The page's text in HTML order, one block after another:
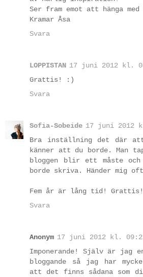
Ser fram emot att hänga
Kramar Åsa
Svara
LOPPISTAN 17 juni 2012 kl.
Grattis! :)
Svara
Sofia-Sobeide 17 juni 2012
Bra inställning det där
känner att du borde. Man
bloggen blir ett måste och
borde skriva. Händer mig
Fem år är lång tid! Grattis!
Svara
Anonym 17 juni 2012 kl.
Imponerande! Själv är jag
bloggande så jag har
att det finns sådana som